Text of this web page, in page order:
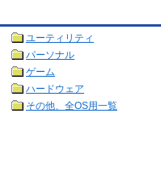
ユーティリティ
パーソナル
ゲーム
ハードウェア
その他、全OS用一覧